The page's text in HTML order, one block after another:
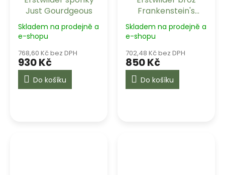
Just Gourdgeous
Skladem na prodejně a
e-shopu
768,60 Kč bez DPH
930 Kč
Do košíku
Frankenstein's
Friendly Monster
Skladem na prodejně a
e-shopu
702,48 Kč bez DPH
850 Kč
Do košíku